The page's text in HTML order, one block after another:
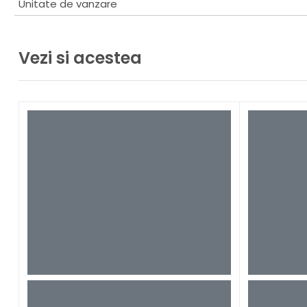
Unitate de vanzare
Vezi si acestea